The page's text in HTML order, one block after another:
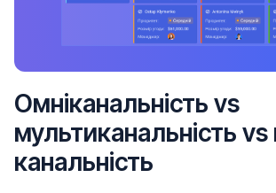
Омніканальність vs
мультиканальність
канальність